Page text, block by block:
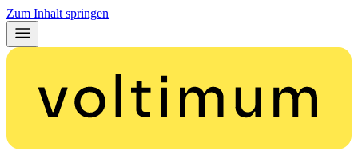
Zum Inhalt springen